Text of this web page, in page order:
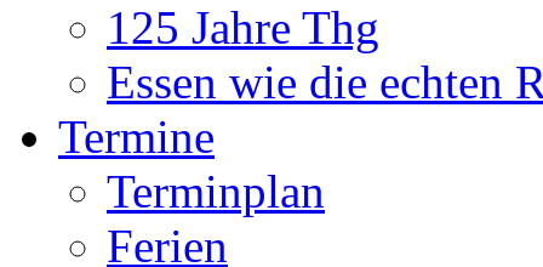
125 Jahre Thg
Essen wie die echten
Termine
Terminplan
Ferien